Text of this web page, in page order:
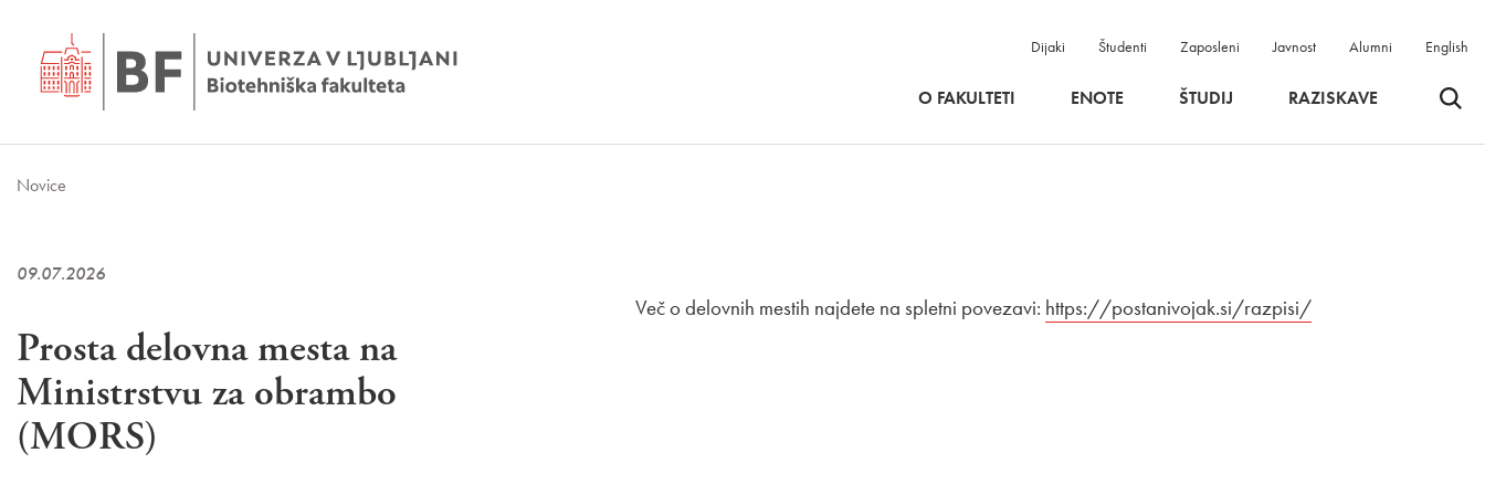
Dijaki Študenti Zaposleni Javnost Alumni English
O FAKULTETI ENOTE ŠTUDIJ RAZISKAVE Odpri
Novice
09.07.2026
Prosta delovna mesta na
Ministrstvu za obrambo
(MORS)
Več o delovnih mestih najdete na spletni povezavi: Zunanja povezava na
https://postanivojak.si/razpisi/